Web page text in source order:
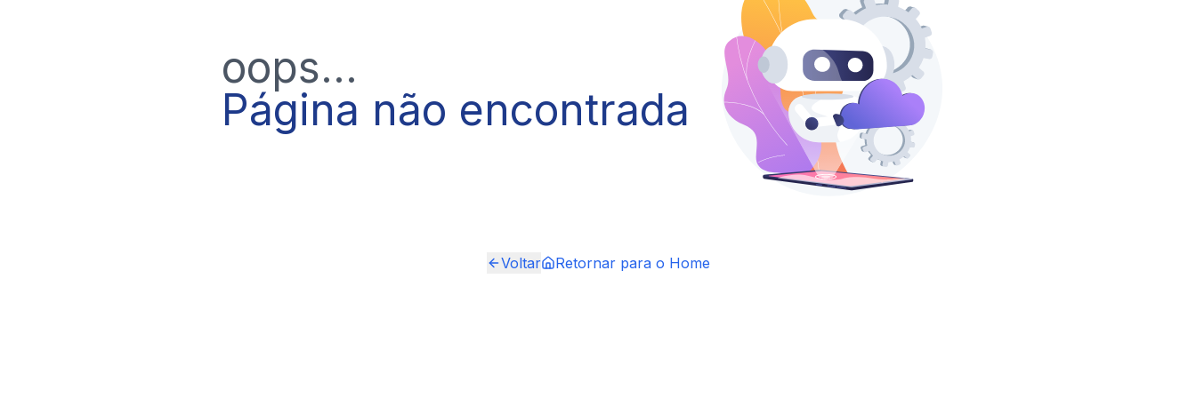
oops...
Página não encontrada
Voltar Retornar para o Home